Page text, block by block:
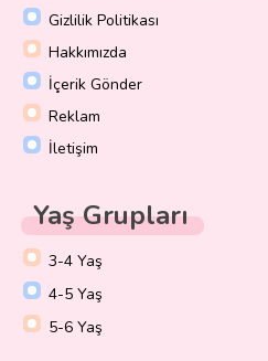
Gizlilik Politikası
Hakkımızda
İçerik Gönder
Reklam
İletişim
Yaş Grupları
3-4 Yaş
4-5 Yaş
5-6 Yaş